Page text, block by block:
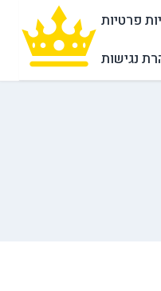
פרטיות
נגישות